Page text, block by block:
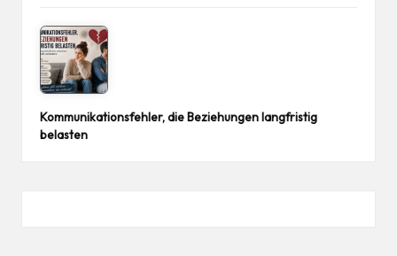
Kommunikationsfehler, die Beziehungen langfristig
belasten